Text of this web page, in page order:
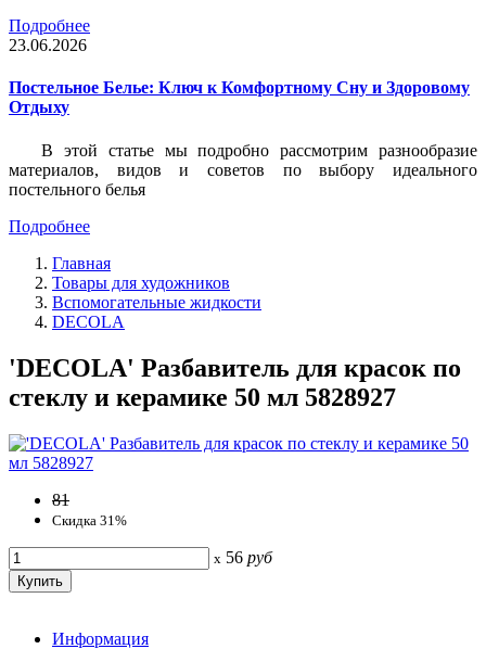
Подробнее
23.06.2026
Постельное Белье: Ключ к Комфортному Сну и Здоровому
Отдыху
В этой статье мы подробно рассмотрим разнообразие
материалов, видов и советов по выбору идеального
постельного белья
Подробнее
Главная
Товары для художников
Вспомогательные жидкости
DECOLA
'DECOLA' Разбавитель для красок по
стеклу и керамике 50 мл 5828927
81
Скидка 31%
x 56 руб
Информация